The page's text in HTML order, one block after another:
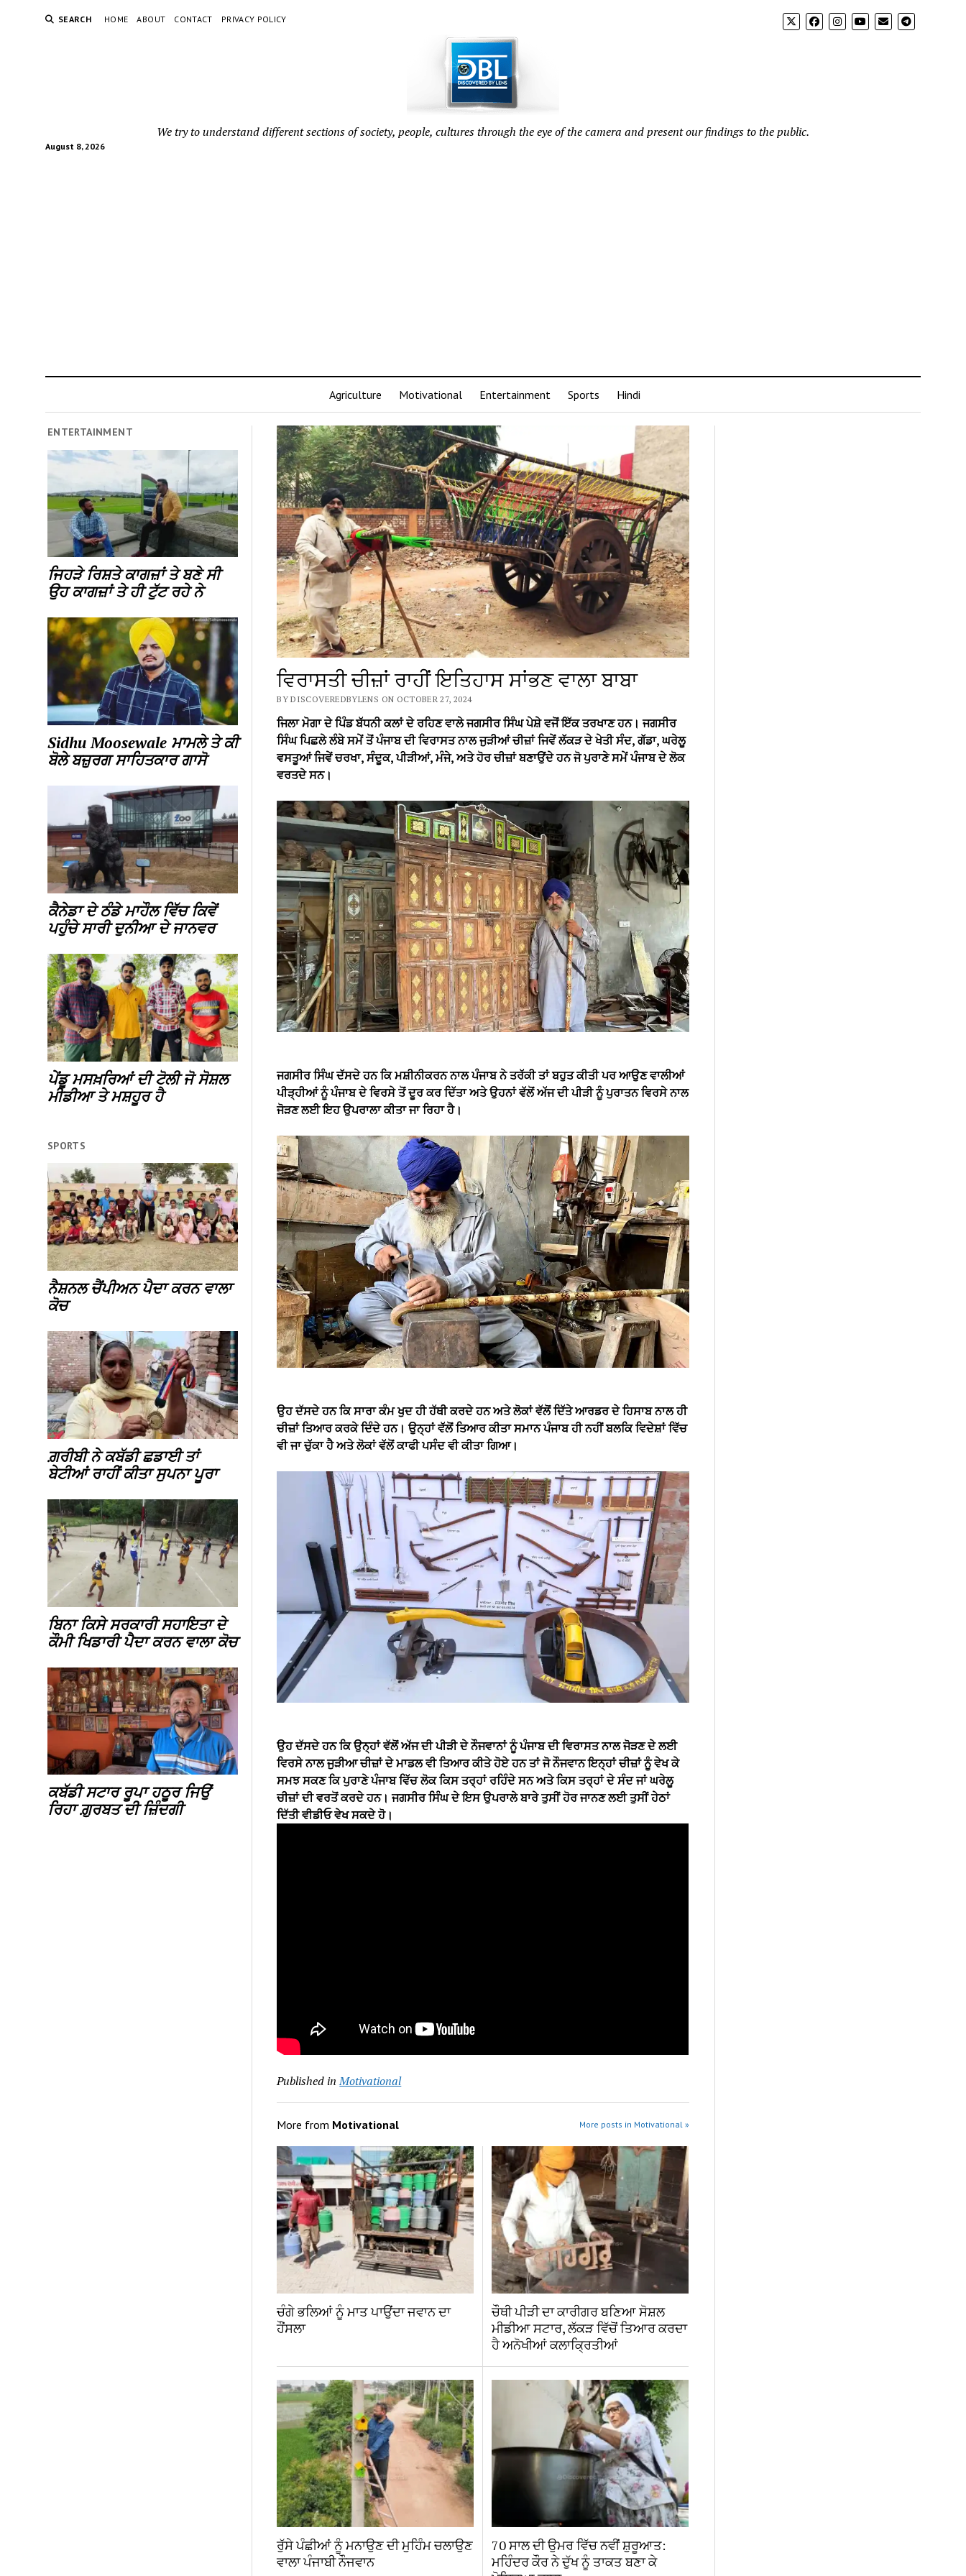
SEARCH HOME ABOUT CONTACT PRIVACY POLICY
August 8, 2026
We try to understand different sections of society, people, cultures through the eye of the camera and present our findings to the public.
Agriculture Motivational Entertainment Sports Hindi
ENTERTAINMENT
ਜਿਹੜੇ ਰਿਸ਼ਤੇ ਕਾਗਜ਼ਾਂ ਤੇ ਬਣੇ ਸੀ
ਉਹ ਕਾਗਜ਼ਾਂ ਤੇ ਹੀ ਟੁੱਟ ਰਹੇ ਨੇ
Sidhu Moosewale ਮਾਮਲੇ ਤੇ ਕੀ
ਬੋਲੇ ਬਜ਼ੁਰਗ ਸਾਹਿਤਕਾਰ ਗਾਸੋ
ਕੈਨੇਡਾ ਦੇ ਠੰਡੇ ਮਾਹੌਲ ਵਿੱਚ ਕਿਵੇਂ
ਪਹੁੰਚੇ ਸਾਰੀ ਦੁਨੀਆ ਦੇ ਜਾਨਵਰ
ਪੇਂਡੂ ਮਸਖ਼ਰਿਆਂ ਦੀ ਟੋਲੀ ਜੋ ਸੋਸ਼ਲ
ਮੀਡੀਆ ਤੇ ਮਸ਼ਹੂਰ ਹੈ
SPORTS
ਨੈਸ਼ਨਲ ਚੈਂਪੀਅਨ ਪੈਦਾ ਕਰਨ ਵਾਲਾ
ਕੋਚ
ਗ਼ਰੀਬੀ ਨੇ ਕਬੱਡੀ ਛਡਾਈ ਤਾਂ
ਬੇਟੀਆਂ ਰਾਹੀਂ ਕੀਤਾ ਸੁਪਨਾ ਪੂਰਾ
ਬਿਨਾ ਕਿਸੇ ਸਰਕਾਰੀ ਸਹਾਇਤਾ ਦੇ
ਕੌਮੀ ਖਿਡਾਰੀ ਪੈਦਾ ਕਰਨ ਵਾਲਾ ਕੋਚ
ਕਬੱਡੀ ਸਟਾਰ ਰੂਪਾ ਹਠੂਰ ਜਿਉਂ
ਰਿਹਾ ਗ਼ੁਰਬਤ ਦੀ ਜ਼ਿੰਦਗੀ
ਵਿਰਾਸਤੀ ਚੀਜ਼ਾਂ ਰਾਹੀਂ ਇਤਿਹਾਸ ਸਾਂਭਣ ਵਾਲਾ ਬਾਬਾ
BY DISCOVEREDBYLENS ON OCTOBER 27, 2024
ਜਿਲਾ ਮੋਗਾ ਦੇ ਪਿੰਡ ਬੱਧਨੀ ਕਲਾਂ ਦੇ ਰਹਿਣ ਵਾਲੇ ਜਗਸੀਰ ਸਿੰਘ ਪੇਸ਼ੇ ਵਜੋਂ ਇੱਕ ਤਰਖਾਣ ਹਨ। ਜਗਸੀਰ
ਸਿੰਘ ਪਿਛਲੇ ਲੰਬੇ ਸਮੇਂ ਤੋਂ ਪੰਜਾਬ ਦੀ ਵਿਰਾਸਤ ਨਾਲ ਜੁੜੀਆਂ ਚੀਜ਼ਾਂ ਜਿਵੇਂ ਲੱਕੜ ਦੇ ਖੇਤੀ ਸੰਦ, ਗੱਡਾ, ਘਰੇਲੂ
ਵਸਤੂਆਂ ਜਿਵੇਂ ਚਰਖਾ, ਸੰਦੂਕ, ਪੀੜੀਆਂ, ਮੰਜੇ, ਅਤੇ ਹੋਰ ਚੀਜ਼ਾਂ ਬਣਾਉਂਦੇ ਹਨ ਜੋ ਪੁਰਾਣੇ ਸਮੇਂ ਪੰਜਾਬ ਦੇ ਲੋਕ
ਵਰਤਦੇ ਸਨ।
ਜਗਸੀਰ ਸਿੰਘ ਦੱਸਦੇ ਹਨ ਕਿ ਮਸ਼ੀਨੀਕਰਨ ਨਾਲ ਪੰਜਾਬ ਨੇ ਤਰੱਕੀ ਤਾਂ ਬਹੁਤ ਕੀਤੀ ਪਰ ਆਉਣ ਵਾਲੀਆਂ
ਪੀੜ੍ਹੀਆਂ ਨੂੰ ਪੰਜਾਬ ਦੇ ਵਿਰਸੇ ਤੋਂ ਦੂਰ ਕਰ ਦਿੱਤਾ ਅਤੇ ਉਹਨਾਂ ਵੱਲੋਂ ਅੱਜ ਦੀ ਪੀੜੀ ਨੂੰ ਪੁਰਾਤਨ ਵਿਰਸੇ ਨਾਲ
ਜੋੜਣ ਲਈ ਇਹ ਉਪਰਾਲਾ ਕੀਤਾ ਜਾ ਰਿਹਾ ਹੈ।
ਉਹ ਦੱਸਦੇ ਹਨ ਕਿ ਸਾਰਾ ਕੰਮ ਖੁਦ ਹੀ ਹੱਥੀ ਕਰਦੇ ਹਨ ਅਤੇ ਲੋਕਾਂ ਵੱਲੋਂ ਦਿੱਤੇ ਆਰਡਰ ਦੇ ਹਿਸਾਬ ਨਾਲ ਹੀ
ਚੀਜ਼ਾਂ ਤਿਆਰ ਕਰਕੇ ਦਿੰਦੇ ਹਨ। ਉਨ੍ਹਾਂ ਵੱਲੋਂ ਤਿਆਰ ਕੀਤਾ ਸਮਾਨ ਪੰਜਾਬ ਹੀ ਨਹੀਂ ਬਲਕਿ ਵਿਦੇਸ਼ਾਂ ਵਿੱਚ
ਵੀ ਜਾ ਚੁੱਕਾ ਹੈ ਅਤੇ ਲੋਕਾਂ ਵੱਲੋਂ ਕਾਫੀ ਪਸੰਦ ਵੀ ਕੀਤਾ ਗਿਆ।
ਉਹ ਦੱਸਦੇ ਹਨ ਕਿ ਉਨ੍ਹਾਂ ਵੱਲੋਂ ਅੱਜ ਦੀ ਪੀੜੀ ਦੇ ਨੌਜਵਾਨਾਂ ਨੂੰ ਪੰਜਾਬ ਦੀ ਵਿਰਾਸਤ ਨਾਲ ਜੋੜਣ ਦੇ ਲਈ
ਵਿਰਸੇ ਨਾਲ ਜੁੜੀਆ ਚੀਜ਼ਾਂ ਦੇ ਮਾਡਲ ਵੀ ਤਿਆਰ ਕੀਤੇ ਹੋਏ ਹਨ ਤਾਂ ਜੋ ਨੌਜਵਾਨ ਇਨ੍ਹਾਂ ਚੀਜ਼ਾਂ ਨੂੰ ਵੇਖ ਕੇ
ਸਮਝ ਸਕਣ ਕਿ ਪੁਰਾਣੇ ਪੰਜਾਬ ਵਿੱਚ ਲੋਕ ਕਿਸ ਤਰ੍ਹਾਂ ਰਹਿੰਦੇ ਸਨ ਅਤੇ ਕਿਸ ਤਰ੍ਹਾਂ ਦੇ ਸੰਦ ਜਾਂ ਘਰੇਲੂ
ਚੀਜ਼ਾਂ ਦੀ ਵਰਤੋਂ ਕਰਦੇ ਹਨ। ਜਗਸੀਰ ਸਿੰਘ ਦੇ ਇਸ ਉਪਰਾਲੇ ਬਾਰੇ ਤੁਸੀਂ ਹੋਰ ਜਾਨਣ ਲਈ ਤੁਸੀਂ ਹੇਠਾਂ
ਦਿੱਤੀ ਵੀਡੀਓ ਵੇਖ ਸਕਦੇ ਹੋ।
Published in Motivational
More from Motivational More posts in Motivational »
ਚੰਗੇ ਭਲਿਆਂ ਨੂੰ ਮਾਤ ਪਾਉਂਦਾ ਜਵਾਨ ਦਾ
ਹੌਂਸਲਾ
ਚੌਥੀ ਪੀੜੀ ਦਾ ਕਾਰੀਗਰ ਬਣਿਆ ਸੋਸ਼ਲ
ਮੀਡੀਆ ਸਟਾਰ, ਲੱਕੜ ਵਿੱਚੋਂ ਤਿਆਰ ਕਰਦਾ
ਹੈ ਅਨੋਖੀਆਂ ਕਲਾਕ੍ਰਿਤੀਆਂ
ਰੁੱਸੇ ਪੰਛੀਆਂ ਨੂੰ ਮਨਾਉਣ ਦੀ ਮੁਹਿੰਮ ਚਲਾਉਣ
ਵਾਲਾ ਪੰਜਾਬੀ ਨੌਜਵਾਨ
70 ਸਾਲ ਦੀ ਉਮਰ ਵਿੱਚ ਨਵੀਂ ਸ਼ੁਰੂਆਤ:
ਮਹਿੰਦਰ ਕੌਰ ਨੇ ਦੁੱਖ ਨੂੰ ਤਾਕਤ ਬਣਾ ਕੇ